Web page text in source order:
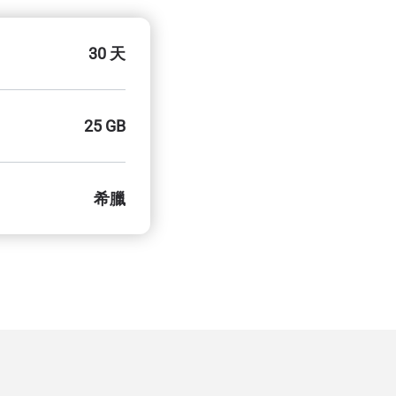
30 天
25 GB
希臘